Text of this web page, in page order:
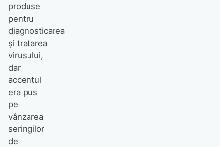
produse
pentru
diagnosticarea
și tratarea
virusului,
dar
accentul
era pus
pe
vânzarea
seringilor
de